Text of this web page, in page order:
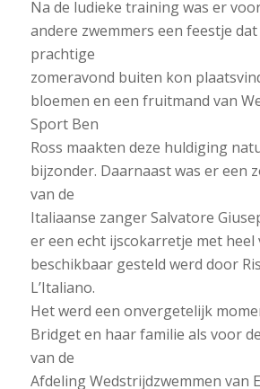
Na de ludieke training was er
andere zwemmers een feestje
prachtige
zomeravond buiten kon
bloemen en een fruitmand van
Sport Ben
Ross maakten deze huldiging
bijzonder. Daarnaast was er een
van de
Italiaanse zanger Salvatore
er een echt ijscokarretje met heel
beschikbaar gesteld werd door
L’Italiano.
Het werd een onvergetelijk
Bridget en haar familie als voor
van de
Afdeling Wedstrijdzwemmen van